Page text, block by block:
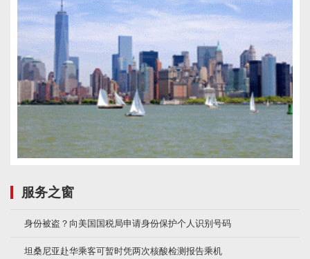
服务之窗
身份被盗？向美国国税局申请身份保护个人识别号码
坦桑尼亚赴华乘客可暂时凭两次核酸检测报告乘机